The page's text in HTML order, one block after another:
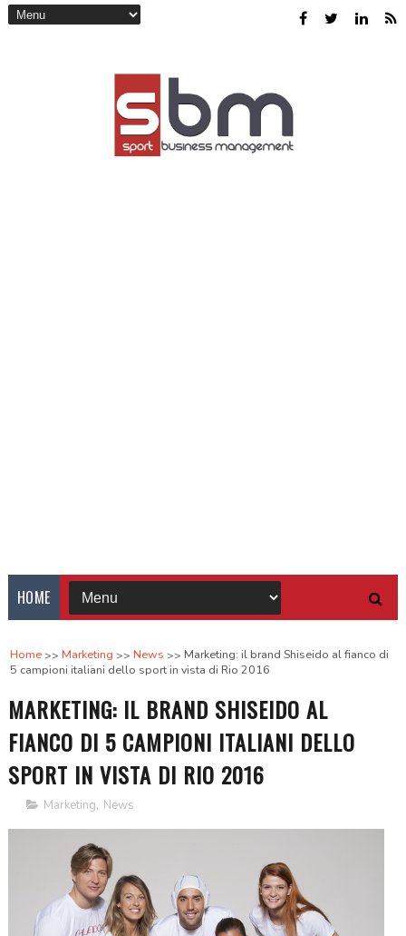
HOME
Home Marketing News
Marketing: il brand Shiseido al fianco di
5 campioni italiani dello sport in vista di Rio 2016
MARKETING: IL BRAND SHISEIDO AL
FIANCO DI 5 CAMPIONI ITALIANI DELLO
SPORT IN VISTA DI RIO 2016
Marketing, News